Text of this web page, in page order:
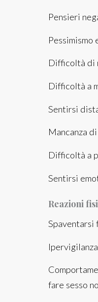
Pensieri
Difficoltà di
Difficoltà a
Sentirsi
Mancanza
Difficoltà a
Sentirsi
Reazioni
Spaventarsi
Ipervigilanza
fare sesso